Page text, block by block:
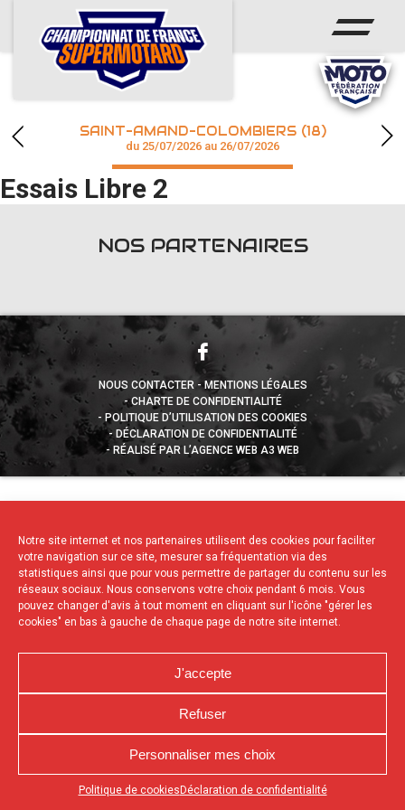
Notre site internet et nos partenaires utilisent des cookies pour faciliter
votre navigation sur ce site, mesurer sa fréquentation via des
statistiques ainsi que pour vous permettre de partager du contenu sur les
réseaux sociaux. Nous conservons votre choix pendant 6 mois. Vous
pouvez changer d'avis à tout moment en cliquant sur l'icône "gérer les
cookies" en bas à gauche de chaque page de notre site internet.
J'accepte
Refuser
Personnaliser mes choix
Politique de cookies Déclaration de confidentialité
Appuyez sur le bouton partager en bas de votre
ACCUEIL
ACTUS
CALENDRIER
CHAMPIONNAT
RÉSULTATS
SAINT-AMAND-COLOMBIERS (18)
du 25/07/2026 au 26/07/2026
Essais Libre 2
NOS PARTENAIRES
NOUS CONTACTER
MENTIONS LÉGALES
CHARTE DE CONFIDENTIALITÉ
POLITIQUE D’UTILISATION DES COOKIES
DÉCLARATION DE CONFIDENTIALITÉ
RÉALISÉ PAR L’AGENCE WEB A3 WEB